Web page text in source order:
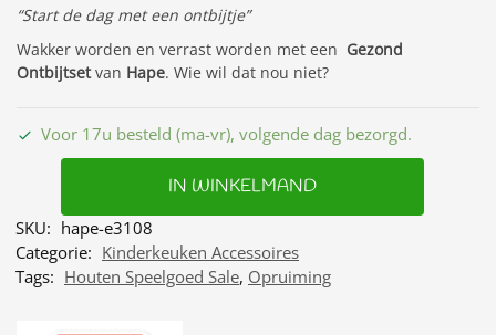
“Start de dag met een ontbijtje”
Wakker worden en verrast worden met een Gezond
Ontbijtsetvan Hape. Wie wil dat nou niet?
Voor 17u besteld (ma-vr), volgende dag bezorgd.
IN WINKELMAND
SKU: hape-e3108
Categorie: Kinderkeuken Accessoires
Tags: Houten Speelgoed Sale, Opruiming